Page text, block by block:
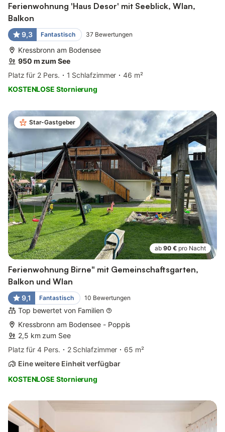
Ferienwohnung 'Haus Desor' mit Seeblick, Wlan,
Balkon
9,3 Fantastisch 37 Bewertungen
Kressbronn am Bodensee
950 m zum See
Platz für 2 Pers.
1 Schlafzimmer
46 m²
KOSTENLOSE Stornierung
Star-Gastgeber
ab 90 € pro Nacht
Ferienwohnung Birne" mit Gemeinschaftsgarten,
Balkon und Wlan
9,1 Fantastisch 10 Bewertungen
Top bewertet von Familien
Kressbronn am Bodensee - Poppis
2,5 km zum See
Platz für 4 Pers.
2 Schlafzimmer
65 m²
Eine weitere Einheit verfügbar
KOSTENLOSE Stornierung